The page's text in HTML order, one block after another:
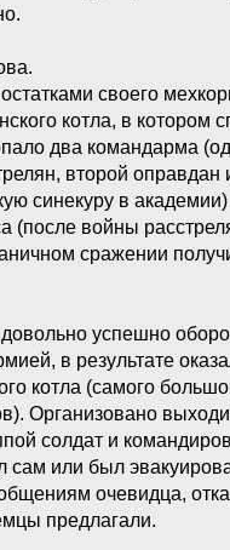
своего
котла, в котором
два командарма
второй оправдан
синекуру в
(после войны
сражении
успешно
в результате
котла (самого
Организовано
солдат и
или был
очевидца,
предлагали.